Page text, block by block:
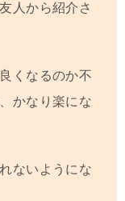
人から紹介さ
くなるのか不
かなり楽にな
ないようにな